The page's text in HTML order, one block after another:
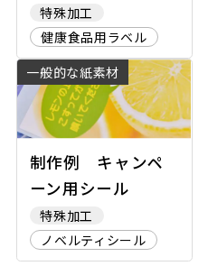
特殊加工
健康食品用ラベル
一般的な紙素材
制作例 キャンペ
ーン用シール
特殊加工
ノベルティシール